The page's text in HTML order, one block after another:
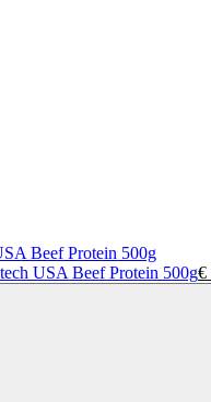
USA Beef Protein 500g€